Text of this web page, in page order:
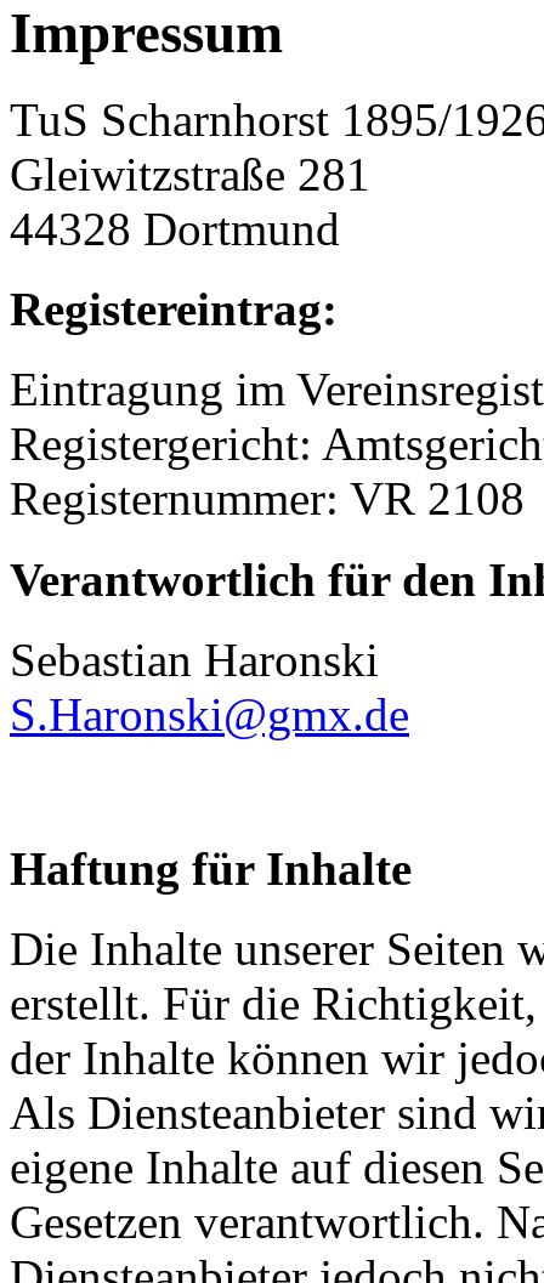
Impressum
TuS Scharnhorst 1895/
Gleiwitzstraße 281
44328 Dortmund
Registereintrag:
Eintragung im
Registergericht:
Registernummer: VR 2108
Verantwortlich für den
Sebastian Haronski
S.Haronski@gmx.de
Haftung für Inhalte
Die Inhalte unserer Seiten
erstellt. Für die
der Inhalte können wir
Als Diensteanbieter sind
eigene Inhalte auf diesen
Gesetzen verantwortlich.